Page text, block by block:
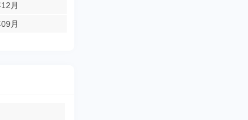
月
月